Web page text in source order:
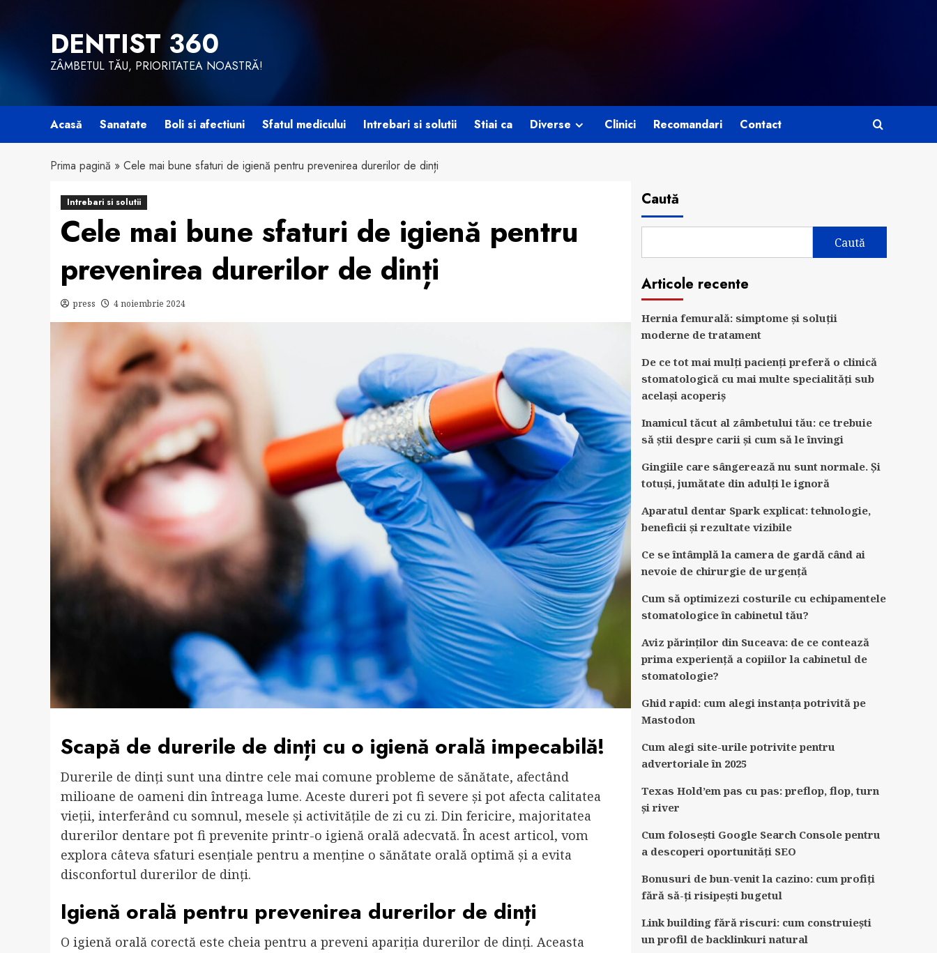
DENTIST 360
ZÂMBETUL TĂU, PRIORITATEA NOASTRĂ!
Acasă Sanatate Boli si afectiuni Sfatul medicului Intrebari si solutii Stiai ca Diverse Clinici Recomandari Contact
Prima pagină » Cele mai bune sfaturi de igienă pentru prevenirea durerilor de dinți
Intrebari si solutii
Cele mai bune sfaturi de igienă pentru
prevenirea durerilor de dinți
press 4 noiembrie 2024
Scapă de durerile de dinți cu o igienă orală impecabilă!
Durerile de dinți sunt una dintre cele mai comune probleme de sănătate, afectând
milioane de oameni din întreaga lume. Aceste dureri pot fi severe și pot afecta calitatea
vieții, interferând cu somnul, mesele și activitățile de zi cu zi. Din fericire, majoritatea
durerilor dentare pot fi prevenite printr-o igienă orală adecvată. În acest articol, vom
explora câteva sfaturi esențiale pentru a menține o sănătate orală optimă și a evita
disconfortul durerilor de dinți.
Igienă orală pentru prevenirea durerilor de dinți
O igienă orală corectă este cheia pentru a preveni apariția durerilor de dinți. Aceasta
Caută
Caută
Articole recente
Hernia femurală: simptome și soluții
moderne de tratament
De ce tot mai mulți pacienți preferă o clinică
stomatologică cu mai multe specialități sub
același acoperiș
Inamicul tăcut al zâmbetului tău: ce trebuie
să știi despre carii și cum să le învingi
Gingiile care sângerează nu sunt normale. Și
totuși, jumătate din adulți le ignoră
Aparatul dentar Spark explicat: tehnologie,
beneficii și rezultate vizibile
Ce se întâmplă la camera de gardă când ai
nevoie de chirurgie de urgență
Cum să optimizezi costurile cu echipamentele
stomatologice în cabinetul tău?
Aviz părinților din Suceava: de ce contează
prima experiență a copiilor la cabinetul de
stomatologie?
Ghid rapid: cum alegi instanța potrivită pe
Mastodon
Cum alegi site-urile potrivite pentru
advertoriale în 2025
Texas Hold’em pas cu pas: preflop, flop, turn
și river
Cum folosești Google Search Console pentru
a descoperi oportunități SEO
Bonusuri de bun-venit la cazino: cum profiți
fără să-ți risipești bugetul
Link building fără riscuri: cum construiești
un profil de backlinkuri natural